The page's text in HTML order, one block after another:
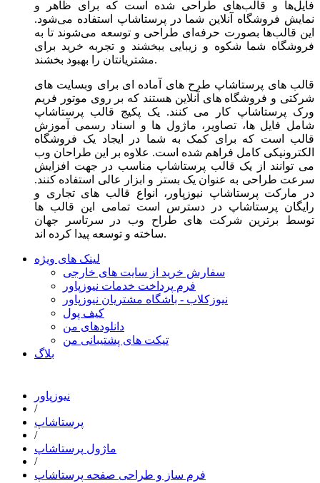
فایل‌ها و قالب‌های طراحی شده است که برای ظاهر و
نمایش فروشگاه آنلاین شما در پرستاشاپ استفاده می‌شود.
این قالب‌ها بصورت حرفه‌ای طراحی و توسعه می‌شوند تا به
فروشگاه شما شکوه و زیبایی ببخشند و تجربه خرید برای
مشتریانتان را بهبود بخشند.
قالب های پرستاشاپ طرح های آماده ای برای وبسایت های
شرکتی و فروشگاه های آنلاین هستند که بر روی موتور فریم
ورک پرستاشاپ کار می کنند. یک پکیج قالب پرستاشاپ
شامل فایل ها، تصاویر، ماژول ها و اسناد رسمی آموزش
قالب است که برای کمک به شما در ایجاد یک فروشگاه
الکترونیکی کامل فراهم شده است. علاوه بر این طراحان وب
می توانند از یک قالب پرستاشاپ مناسب در جهت افزایش
سرعت طراحی به عنوان یک بستر و ابزار عالی استفاده کنند.
در مارکت پرستاشاپ نیوزپاور، انواع قالب های تجاری و
رایگان پرستاشاپ در دسترس است تمامی این قالب ها
توسط برترین شرکت های طراح وب در سرتاسر جهان
ساخته و توسعه پیدا کرده اند.
لینک های ویژه
سفارش خرید از سایت های خارجی
فرم پرداخت خدمات نیوزپاور
نیوزکلاب - باشگاه مشتریان نیوزپاور
کیف پول
دانلودهای من
تیکت های پشتیبانی من
بلاگ
نیوزپاور
/
پرستاشاپ
/
ماژول پرستاشاپ
/
فرم ساز و طراحی صفحه پرستاشاپ